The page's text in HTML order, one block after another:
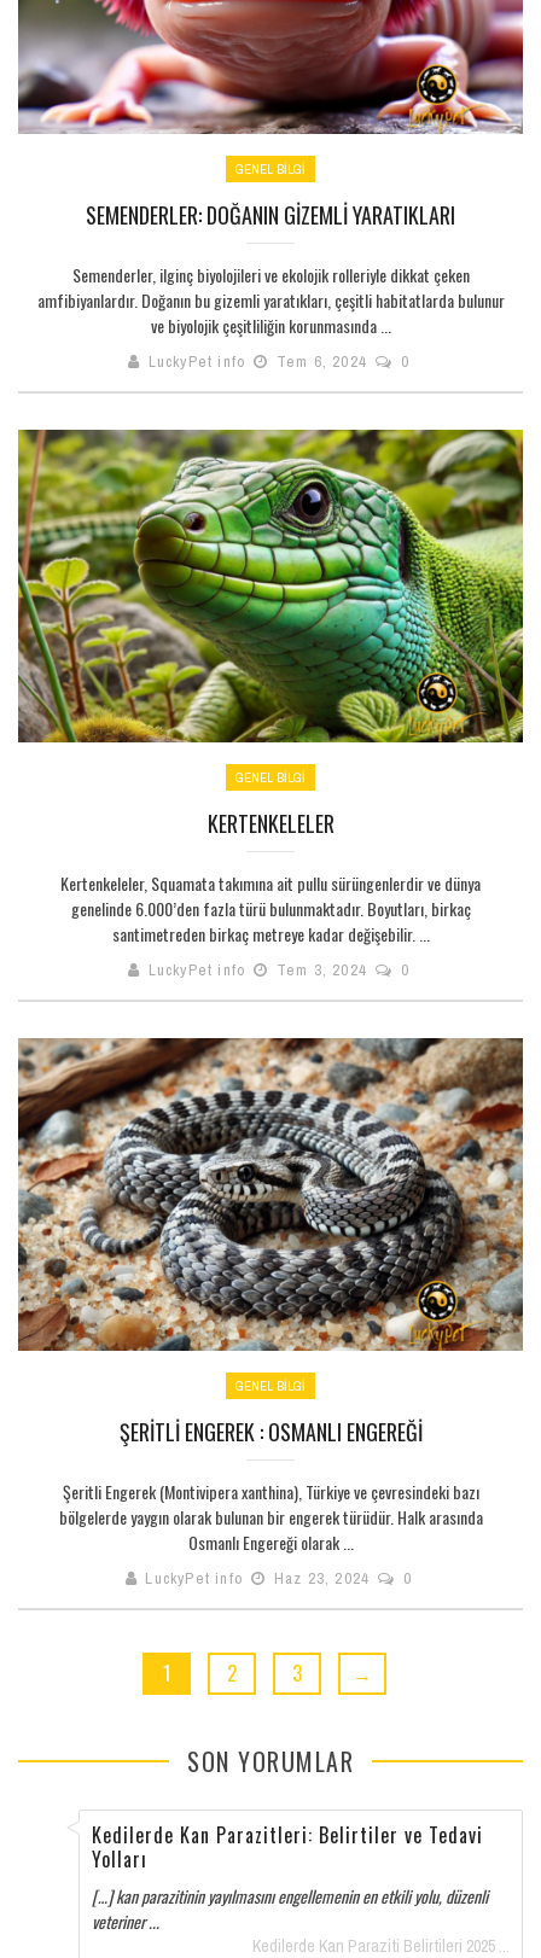
GENEL BILGI
SEMENDERLER: DOĞANIN GIZEMLI YARATIKLARI
Semenderler, ilginç biyolojileri ve ekolojik rolleriyle dikkat çeken
amfibiyanlardır. Doğanın bu gizemli yaratıkları, çeşitli habitatlarda bulunur
ve biyolojik çeşitliliğin korunmasında ...
LuckyPet info Tem 6, 2024 0
GENEL BILGI
KERTENKELELER
Kertenkeleler, Squamata takımına ait pullu sürüngenlerdir ve dünya
genelinde 6.000’den fazla türü bulunmaktadır. Boyutları, birkaç
santimetreden birkaç metreye kadar değişebilir. ...
LuckyPet info Tem 3, 2024 0
GENEL BILGI
ŞERITLI ENGEREK : OSMANLI ENGEREĞI
Şeritli Engerek (Montivipera xanthina), Türkiye ve çevresindeki bazı
bölgelerde yaygın olarak bulunan bir engerek türüdür. Halk arasında
Osmanlı Engereği olarak ...
LuckyPet info Haz 23, 2024 0
1 2 3 →
SON YORUMLAR
Kedilerde Kan Parazitleri: Belirtiler ve Tedavi
Yolları
[…] kan parazitinin yayılmasını engellemenin en etkili yolu, düzenli
veteriner ...
Kedilerde Kan Paraziti Belirtileri 2025 ...